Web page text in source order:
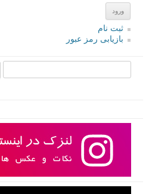
ثبت نام
بازیابی رمز عبور